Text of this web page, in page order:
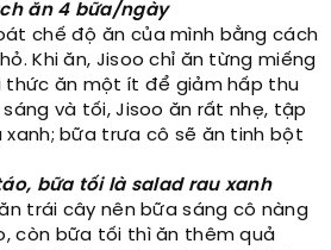
ăn 4 bữa/ngày
chế độ ăn của mình bằng cách
Khi ăn, Jisoo chỉ ăn từng miếng
thức ăn một ít để giảm hấp thu
và tối, Jisoo ăn rất nhẹ, tập
xanh; bữa trưa cô sẽ ăn tinh bột
bữa tối là salad rau xanh
trái cây nên bữa sáng cô nàng
còn bữa tối thì ăn thêm quả